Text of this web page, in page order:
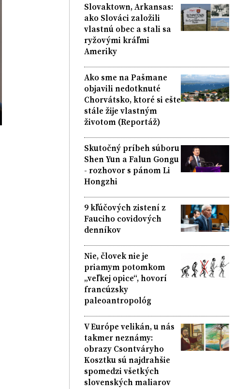
Slovaktown, Arkansas:
ako Slováci založili
vlastnú obec a stali sa
ryžovými kráľmi
Ameriky
Ako sme na Pašmane
objavili nedotknuté
Chorvátsko, ktoré si ešte
stále žije vlastným
životom (Reportáž)
Skutočný príbeh súboru
Shen Yun a Falun Gongu
- rozhovor s pánom Li
Hongzhi
9 kľúčových zistení z
Fauciho covidových
denníkov
Nie, človek nie je
priamym potomkom
„veľkej opice“, hovorí
francúzsky
paleoantropológ
V Európe velikán, u nás
takmer neznámy:
obrazy Csontváryho
Kosztku sú najdrahšie
spomedzi všetkých
slovenských maliarov